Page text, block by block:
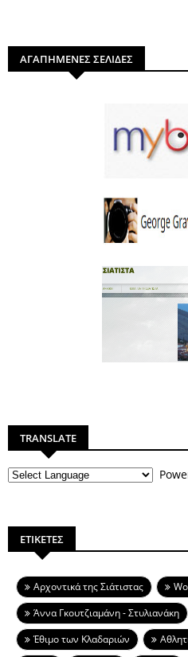
ΑΓΑΠΗΜΕΝΕΣ ΣΕΛΙΔΕΣ
TRANSLATE
ΕΤΙΚΕΤΕΣ
Aρχοντικά της Σιάτιστας
Άννα Γκουτζιαμάνη - Στυλιανάκη
Έθιμο των Κλαδαριών